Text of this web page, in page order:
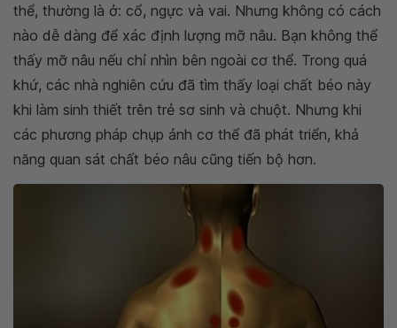
thể, thường là ở: cổ, ngực và vai. Nhưng không có cách
nào dễ dàng để xác định lượng mỡ nâu. Bạn không thể
thấy mỡ nâu nếu chỉ nhìn bên ngoài cơ thể. Trong quá
khứ, các nhà nghiên cứu đã tìm thấy loại chất béo này
khi làm sinh thiết trên trẻ sơ sinh và chuột. Nhưng khi
các phương pháp chụp ảnh cơ thể đã phát triển, khả
năng quan sát chất béo nâu cũng tiến bộ hơn.